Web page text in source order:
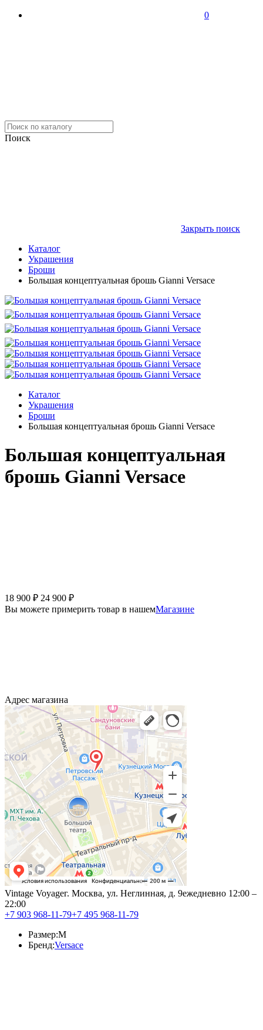
0
Поиск
Закрыть поиск
Каталог
Украшения
Броши
Большая концептуальная брошь Gianni Versace
Каталог
Украшения
Броши
Большая концептуальная брошь Gianni Versace
Большая концептуальная
брошь Gianni Versace
18 900 ₽ 24 900 ₽
Вы можете примерить товар в нашемМагазине
Адрес магазина
Vintage Voyageг. Москва, ул. Неглинная, д. 9ежедневно 12:00 –
22:00
+7 903 968-11-79+7 495 968-11-79
Бренд:Versace
Размер:M